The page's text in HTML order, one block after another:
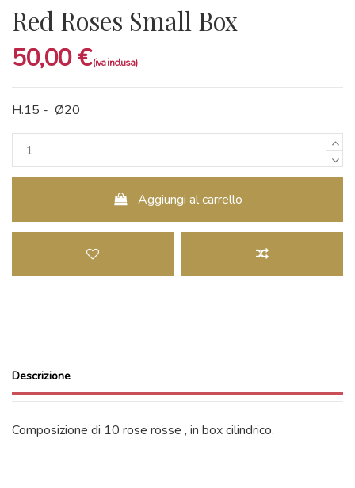
Red Roses Small Box
50,00 €
H.15 - Ø20
Aggiungi al carrello
Descrizione
Composizione di 10 rose rosse , in box cilindrico.